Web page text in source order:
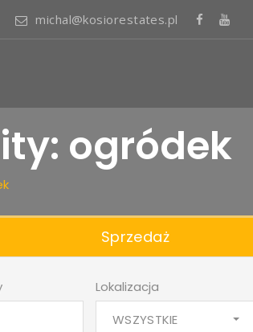
michal@kosiorestates.pl
ogródek
Sprzedaż
Lokalizacja
WSZYSTKIE